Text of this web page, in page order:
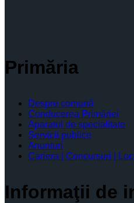
Primăria
Despre comună
Conducerea Primăriei
Aparatul de specialitate
Servicii publice
Anunturi
Cariera | Concursuri |
Informaţii de